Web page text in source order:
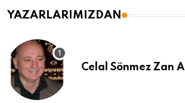
YAZARLARIMIZDAN
Celal Sönmez Zan